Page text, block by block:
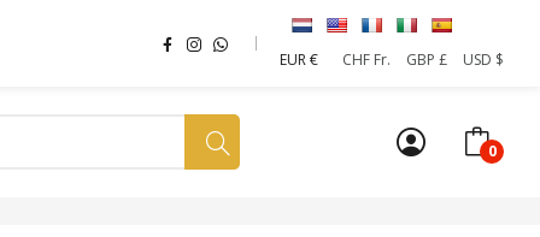
EUR €
CHF Fr. GBP £ USD $
0